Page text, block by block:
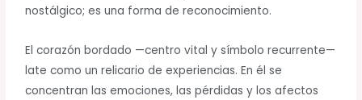
nostálgico; es una forma de reconocimiento.
El corazón bordado —centro vital y símbolo recurrente—
late como un relicario de experiencias. En él se
concentran las emociones, las pérdidas y los afectos